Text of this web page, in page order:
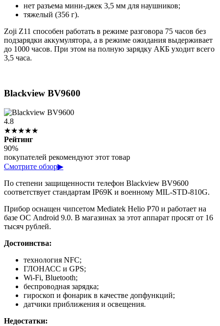
нет разъема мини-джек 3,5 мм для наушников;
тяжелый (356 г).
Zoji Z11 способен работать в режиме разговора 75 часов без
подзарядки аккумулятора, а в режиме ожидания выдерживает
до 1000 часов. При этом на полную зарядку АКБ уходит всего
3,5 часа.
Blackview BV9600
4.8
★★★★★
Рейтинг
90%
покупателей рекомендуют этот товар
Смотрите обзор▶
По степени защищенности телефон Blackview BV9600
соответствует стандартам IP69К и военному MIL-STD-810G.
Прибор оснащен чипсетом Mediatek Helio P70 и работает на
базе ОС Android 9.0. В магазинах за этот аппарат просят от 16
тысяч рублей.
Достоинства:
технология NFC;
ГЛОНАСС и GPS;
Wi-Fi, Bluetooth;
беспроводная зарядка;
гироскоп и фонарик в качестве допфункций;
датчики приближения и освещения.
Недостатки: